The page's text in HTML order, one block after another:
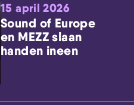
15 april 2026
Sound of Europe
en MEZZ slaan
handen ineen